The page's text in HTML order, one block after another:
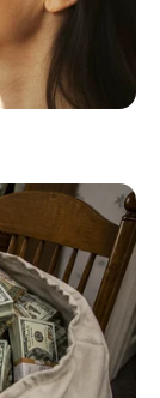
feeling your